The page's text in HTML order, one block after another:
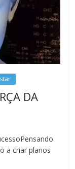
DA
a criar planos